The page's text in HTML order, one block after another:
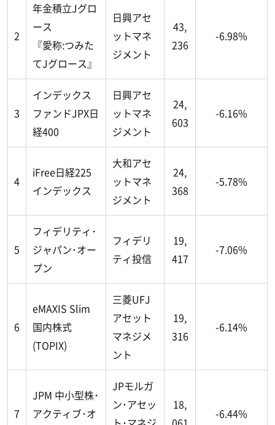
2
年金積立Jグロ
ース
『愛称:つみた
てJグロース』
日興アセ
ットマネ
ジメント
43,
236
-6.98%
3
インデックス
ファンドJPX日
経400
日興アセ
ットマネ
ジメント
24,
603
-6.16%
4
iFree日経225
インデックス
大和アセ
ットマネ
ジメント
24,
368
-5.78%
5
フィデリティ･
ジャパン･オー
プン
フィデリ
ティ投信
19,
417
-7.06%
6
eMAXIS Slim
国内株式
(TOPIX)
三菱UFJ
アセット
マネジメ
ント
19,
316
-6.14%
7
JPM 中小型株･
アクティブ･オ
JPモルガ
ン･アセッ
18,
-6.44%